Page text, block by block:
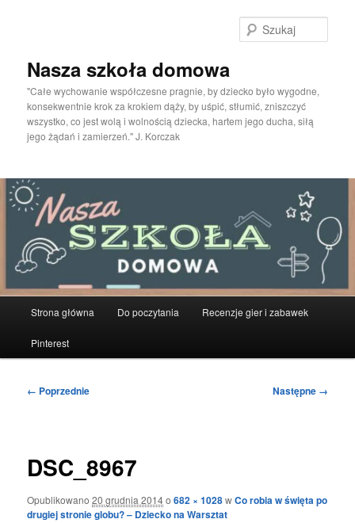
Nasza szkoła domowa
"Całe wychowanie współczesne pragnie, by dziecko było wygodne,
konsekwentnie krok za krokiem dąży, by uśpić, stłumić, zniszczyć
wszystko, co jest wolą i wolnością dziecka, hartem jego ducha, siłą
jego żądań i zamierzeń." J. Korczak
Strona główna Do poczytania Recenzje gier i zabawek
Pinterest
Nawigacja
← Poprzednie Następne →
DSC_8967
Opublikowano20 grudnia 2014o682 × 1028wCo robia w święta po
drugiej stronie globu? – Dziecko na Warsztat